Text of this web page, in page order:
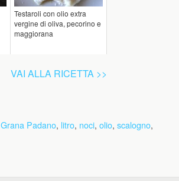
Testaroli con olio extra
vergine di oliva, pecorino e
maggiorana
VAI ALLA RICETTA >>
Grana Padano, litro, noci, olio, scalogno,